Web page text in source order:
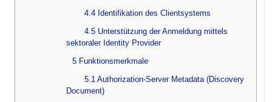
4.4 Identifikation des Clientsystems
4.5 Unterstützung der Anmeldung mittels
sektoraler Identity Provider
5 Funktionsmerkmale
5.1 Authorization-Server Metadata (Discovery
Document)